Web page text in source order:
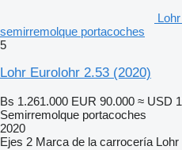
semirremolque portacoches
5
Lohr Eurolohr 2.53 (2020)
Bs 1.261.000 EUR 90.000 ≈ USD
Semirremolque portacoches
2020
Ejes 2 Marca de la carrocería Lohr